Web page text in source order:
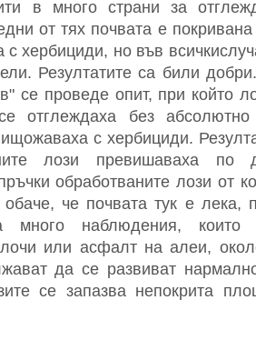
в много страни за
от тях почвата е
с хербициди, но във
Резултатите са били
се проведе опит, при който
отглеждаха без абсолютно
с хербициди.
лози превишаваха
обработваните лози от
че почвата тук е лека,
много наблюдения, които
или асфалт на алеи,
да се развиват
се запазва непокрита